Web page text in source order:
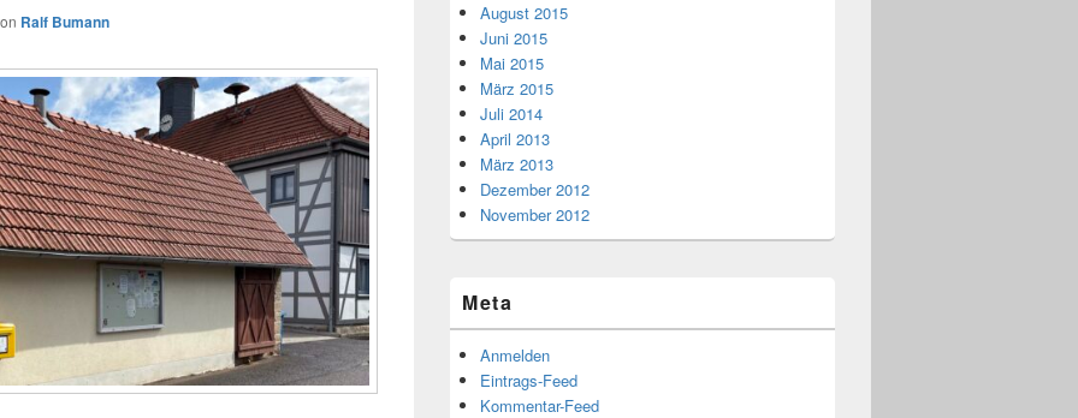
Ralf Bumann
August 2015
Juni 2015
Mai 2015
März 2015
Juli 2014
April 2013
März 2013
Dezember 2012
November 2012
Meta
Anmelden
Eintrags-Feed
Kommentar-Feed